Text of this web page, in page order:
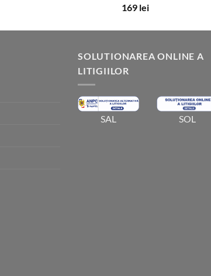
Evaluat la
169 lei
SOLUTIONAREA ONLINE A
LITIGIILOR
SAL SOL